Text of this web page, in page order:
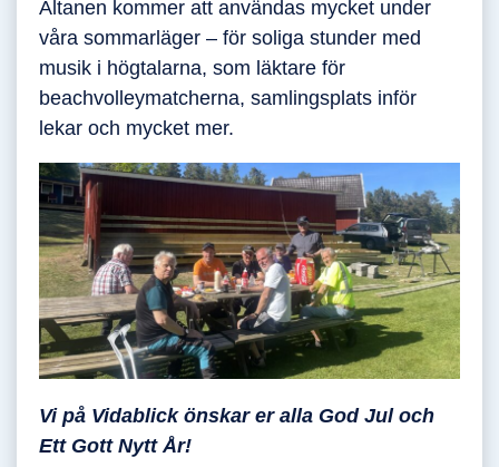
Altanen kommer att användas mycket under
våra sommarläger – för soliga stunder med
musik i högtalarna, som läktare för
beachvolleymatcherna, samlingsplats inför
lekar och mycket mer.
Vi på Vidablick önskar er alla God Jul och
Ett Gott Nytt År!